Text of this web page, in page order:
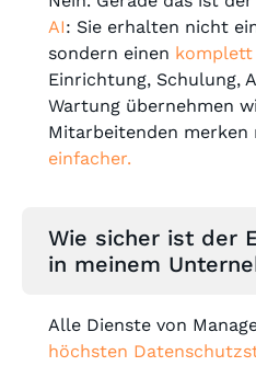
AI: Sie erhalten nicht
sondern einen komplett
Einrichtung, Schulung,
Wartung übernehmen
Mitarbeitenden merken
einfacher.
Wie sicher ist der
in meinem
Alle Dienste von
höchsten